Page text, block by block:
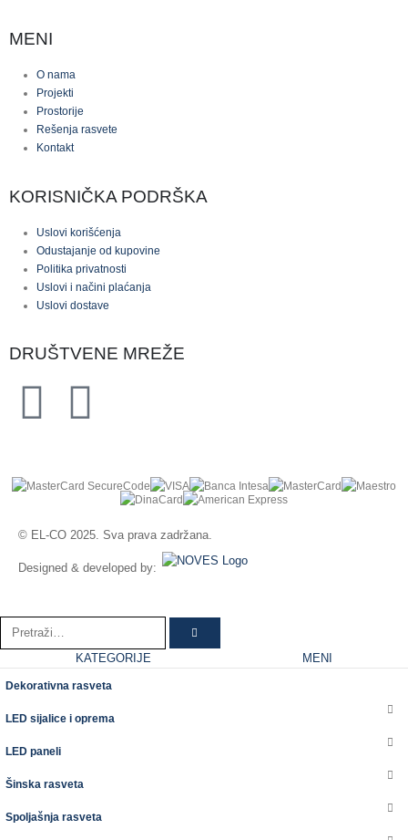
MENI
O nama
Projekti
Prostorije
Rešenja rasvete
Kontakt
KORISNIČKA PODRŠKA
Uslovi korišćenja
Odustajanje od kupovine
Politika privatnosti
Uslovi i načini plaćanja
Uslovi dostave
DRUŠTVENE MREŽE
© EL-CO 2025. Sva prava zadržana.
Designed & developed by:
KATEGORIJE MENI
Dekorativna rasveta
LED sijalice i oprema
LED paneli
Šinska rasveta
Spoljašnja rasveta